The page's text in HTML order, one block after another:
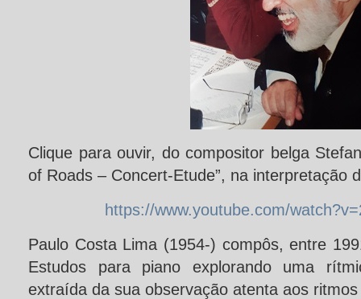
Clique para ouvir, do compositor belga
of Roads – Concert-Etude”, na interpretação
https://www.youtube.com/
Paulo Costa Lima (1954-) compôs, entre
Estudos para piano explorando uma
extraída da sua observação atenta aos